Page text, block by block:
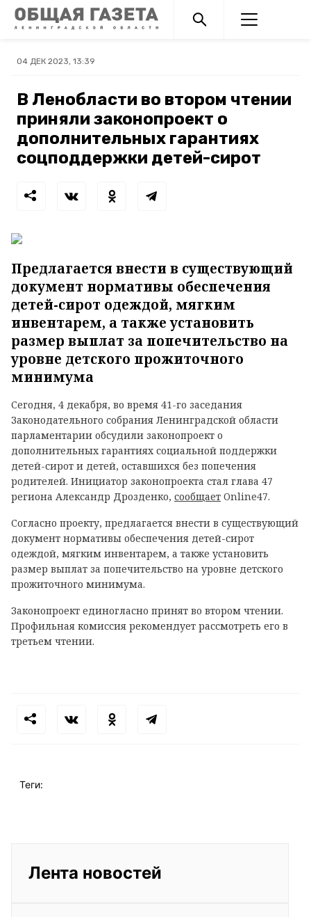
04 ДЕК 2023, 13:39
В Ленобласти во втором чтении
приняли законопроект о
дополнительных гарантиях
соцподдержки детей-сирот
Предлагается внести в существующий
документ нормативы обеспечения
детей-сирот одеждой, мягким
инвентарем, а также установить
размер выплат за попечительство на
уровне детского прожиточного
минимума
Сегодня, 4 декабря, во время 41-го заседания
Законодательного собрания Ленинградской области
парламентарии обсудили законопроект о
дополнительных гарантиях социальной поддержки
детей-сирот и детей, оставшихся без попечения
родителей. Инициатор законопроекта стал глава 47
региона Александр Дрозденко, сообщает Online47.
Согласно проекту, предлагается внести в существующий
документ нормативы обеспечения детей-сирот
одеждой, мягким инвентарем, а также установить
размер выплат за попечительство на уровне детского
прожиточного минимума.
Законопроект единогласно принят во втором чтении.
Профильная комиссия рекомендует рассмотреть его в
третьем чтении.
Теги:
Лента новостей